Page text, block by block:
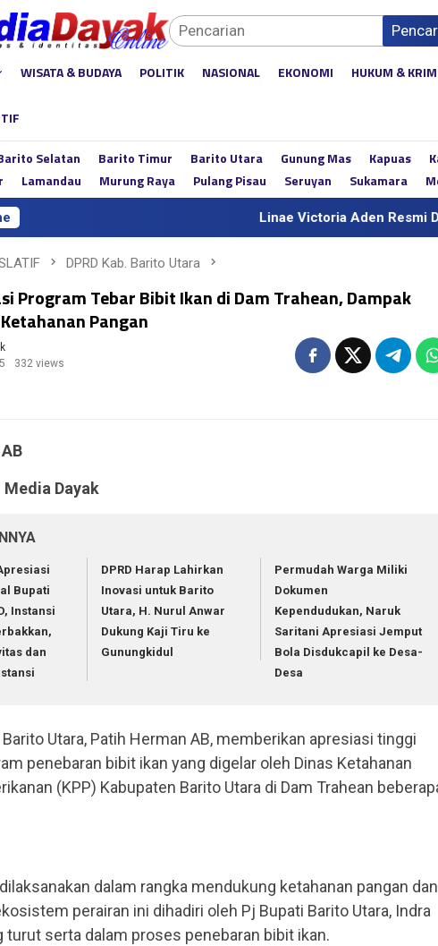
WISATA & BUDAYA POLITIK NASIONAL EKONOMI HUKUM &
Selatan Barito Timur Barito Utara Gunung Mas Kapuas
Lamandau Murung Raya Pulang Pisau Seruyan Sukamara
Linae Victoria Aden Resmi Dilantik
DPRD Kab. Barito Utara
Program Tebar Bibit Ikan di Dam Trahean, Dampak
Pangan
332 views
Media Dayak
Bupati
Instansi
dan
DPRD Harap Lahirkan
Inovasi untuk Barito
Utara, H. Nurul Anwar
Dukung Kaji Tiru ke
Gunungkidul
Permudah Warga Miliki
Dokumen
Kependudukan, Naruk
Saritani Apresiasi Jemput
Bola Disdukcapil ke Desa-
Desa
Barito Utara, Patih Herman AB, memberikan apresiasi tinggi
penebaran bibit ikan yang digelar oleh Dinas Ketahanan
(KPP) Kabupaten Barito Utara di Dam Trahean
dalam rangka mendukung ketahanan pangan dan
perairan ini dihadiri oleh Pj Bupati Barito Utara, Indra
turut serta dalam proses penebaran bibit ikan.